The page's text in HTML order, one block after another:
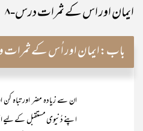
ایمان اور اس کے ثمرات درس-۸
باب:ایمان اور اُس کے ثمرات و
ان سے زیادہ مضر اور تباہ کن
اپنے دُنیوی مستقبل کے لیے